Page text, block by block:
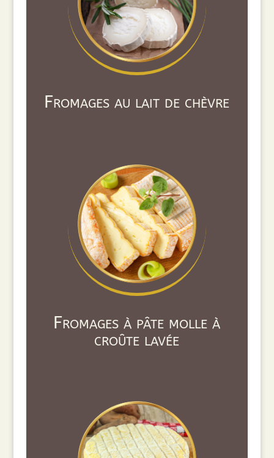
Fromages au lait de chèvre
Fromages à pâte molle à
croûte lavée